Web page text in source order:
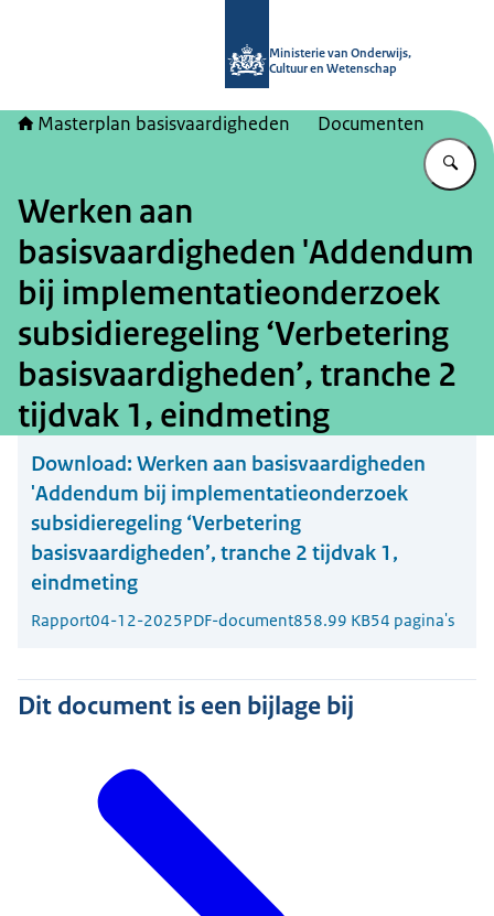
Ministerie van Onderwijs,
Cultuur en Wetenschap
Masterplan basisvaardigheden Documenten
Werken aan
basisvaardigheden 'Addendum
bij implementatieonderzoek
subsidieregeling ‘Verbetering
basisvaardigheden’, tranche 2
tijdvak 1, eindmeting
Download: Werken aan basisvaardigheden
'Addendum bij implementatieonderzoek
subsidieregeling ‘Verbetering
basisvaardigheden’, tranche 2 tijdvak 1,
eindmeting
Rapport04-12-2025PDF-document858.99 KB54 pagina's
Dit document is een bijlage bij